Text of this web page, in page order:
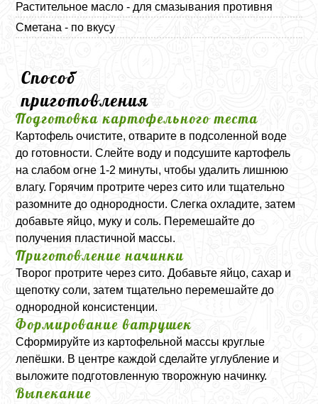
Растительное масло - для смазывания противня
Сметана - по вкусу
Способ
приготовления
Подготовка картофельного теста
Картофель очистите, отварите в подсоленной воде
до готовности. Слейте воду и подсушите картофель
на слабом огне 1-2 минуты, чтобы удалить лишнюю
влагу. Горячим протрите через сито или тщательно
разомните до однородности. Слегка охладите, затем
добавьте яйцо, муку и соль. Перемешайте до
получения пластичной массы.
Приготовление начинки
Творог протрите через сито. Добавьте яйцо, сахар и
щепотку соли, затем тщательно перемешайте до
однородной консистенции.
Формирование ватрушек
Сформируйте из картофельной массы круглые
лепёшки. В центре каждой сделайте углубление и
выложите подготовленную творожную начинку.
Выпекание